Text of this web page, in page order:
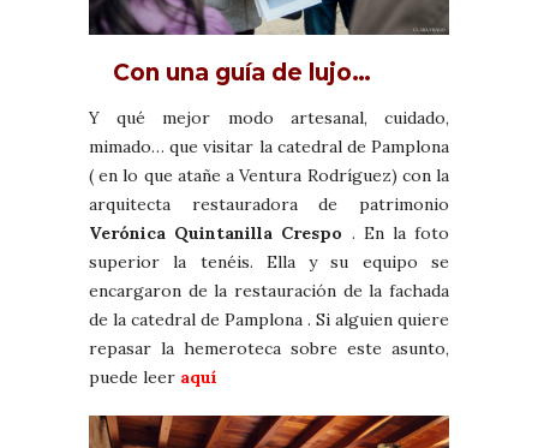
Con una guía de lujo…
Y qué mejor modo artesanal, cuidado,
mimado… que visitar la catedral de Pamplona
( en lo que atañe a Ventura Rodríguez) con la
arquitecta restauradora de patrimonio
Verónica Quintanilla Crespo . En la foto
superior la tenéis. Ella y su equipo se
encargaron de la restauración de la fachada
de la catedral de Pamplona . Si alguien quiere
repasar la hemeroteca sobre este asunto,
puede leer aquí